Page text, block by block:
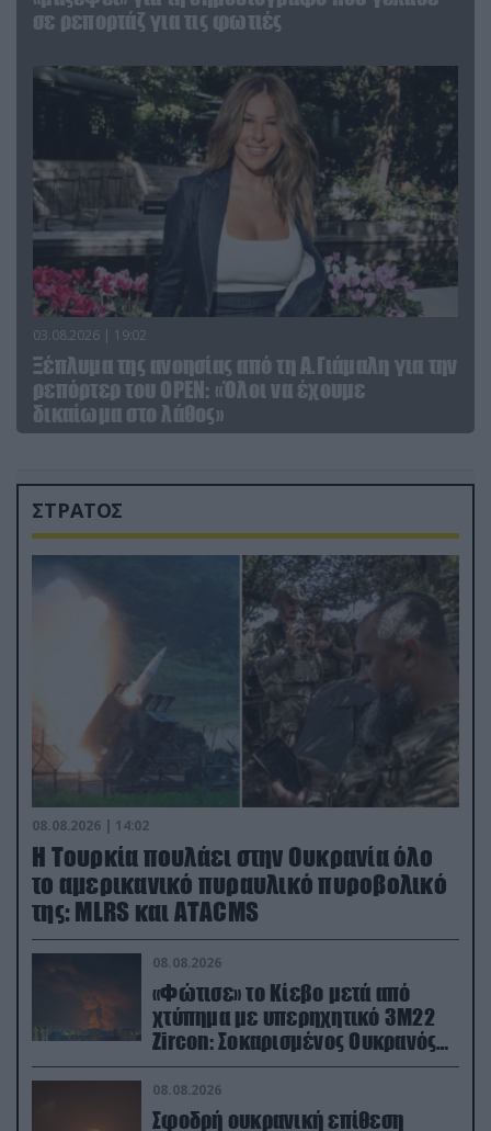
σε ρεπορτάζ για τις φωτιές
03.08.2026 | 19:02
Ξέπλυμα της ανοησίας από τη Α.Γιάμαλη για την
ρεπόρτερ του ΟΡΕΝ: «Όλοι να έχουμε
δικαίωμα στο λάθος»
ΣΤΡΑΤΟΣ
08.08.2026 | 14:02
Η Τουρκία πουλάει στην Ουκρανία όλο
το αμερικανικό πυραυλικό πυροβολικό
της: MLRS και ΑΤΑCMS
08.08.2026
«Φώτισε» το Κίεβο μετά από
χτύπημα με υπερηχητικό 3M22
Zircon: Σοκαρισμένος Ουκρανός
κατέγραψε τη στιγμή (βίντεο)
08.08.2026
Σφοδρή ουκρανική επίθεση